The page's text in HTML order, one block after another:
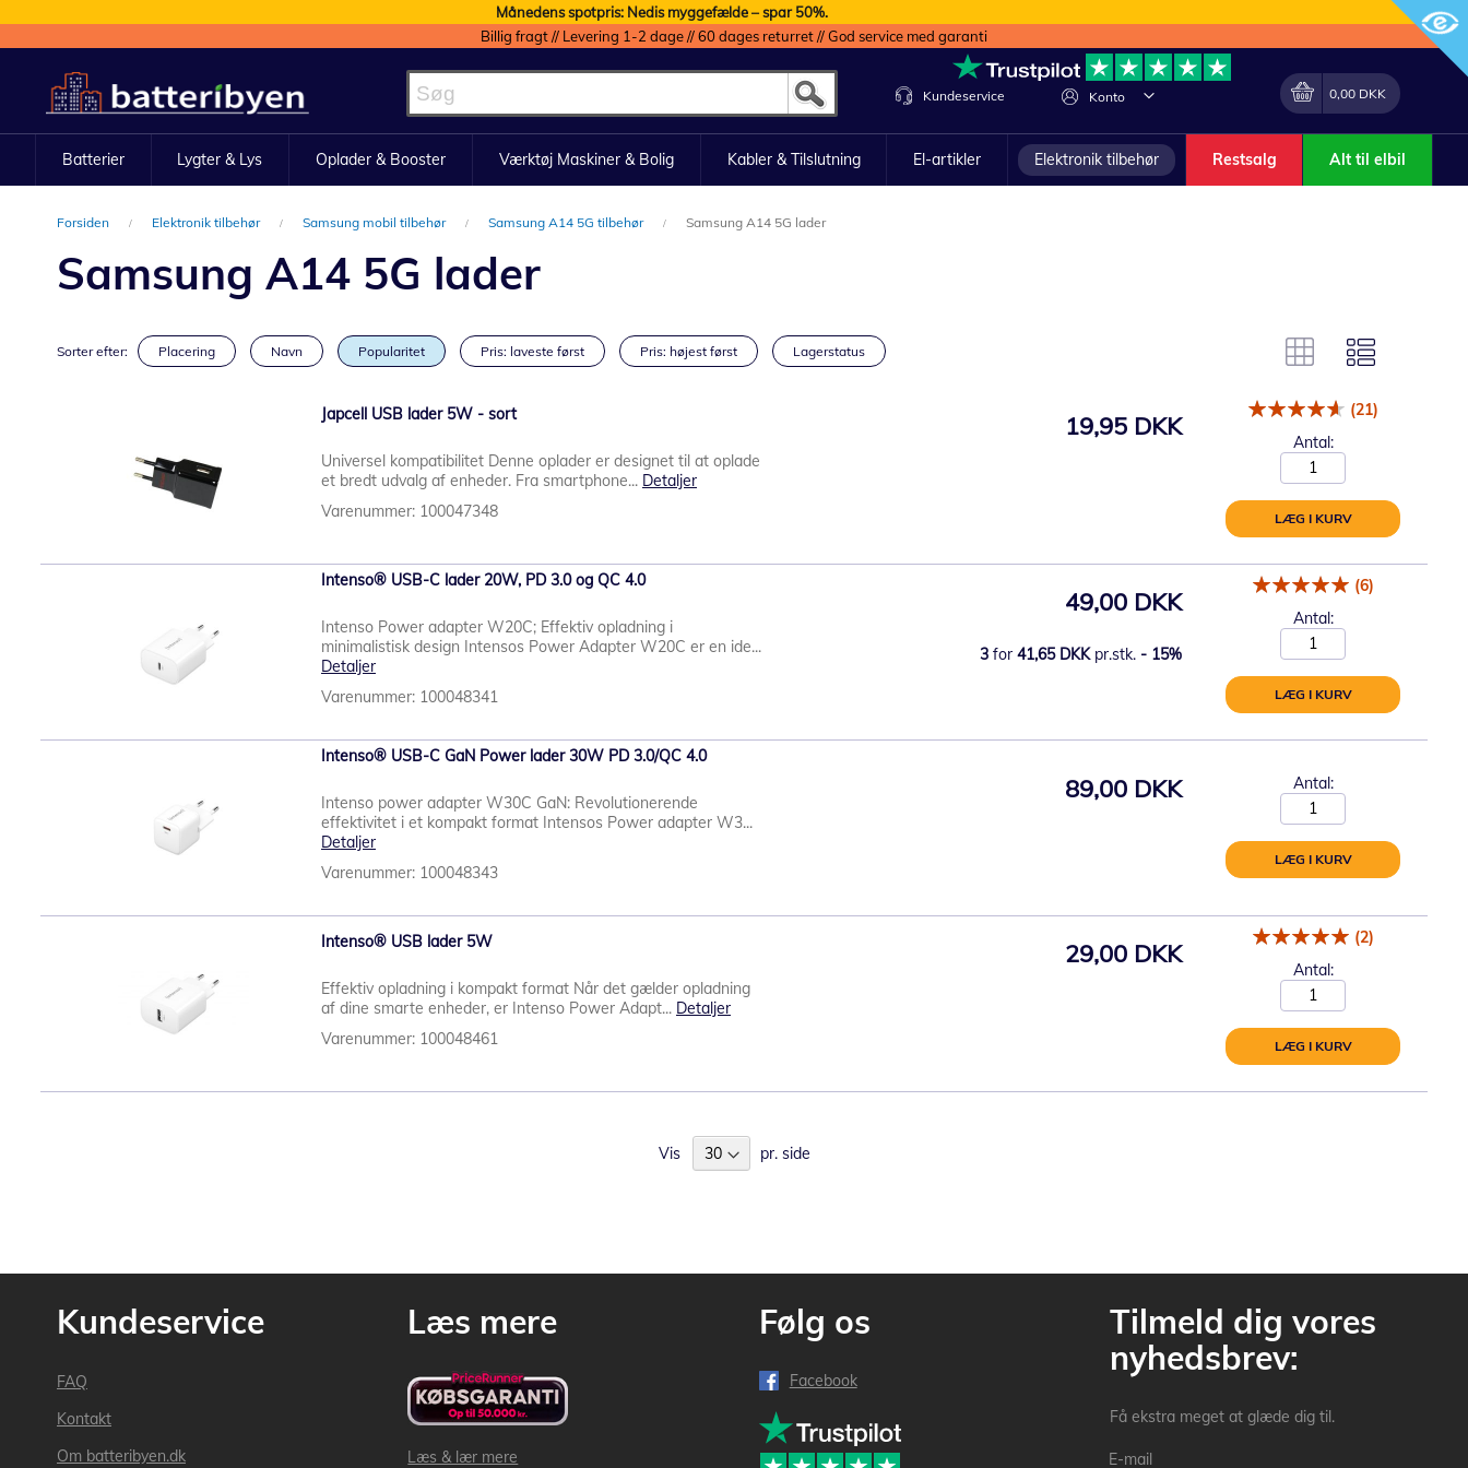
Månedens spotpris: Nedis myggefælde – spar 50%.
Billig fragt // Levering 1-2 dage // 60 dages returret // God service med garanti
to
Content
Konto
Lave
Min indkøbskurv
0,00 DKK
Kundeservice
Batterier Lygter & Lys Oplader & Booster Værktøj Maskiner & Bolig Kabler & Tilslutning El-artikler Elektronik tilbehør Restsalg Alt til elbil
Forsiden Elektronik tilbehør Samsung mobil tilbehør Samsung A14 5G tilbehør Samsung A14 5G lader
Samsung A14 5G lader
Sorter efter: Placering Navn Popularitet Pris: laveste først Pris: højest først Lagerstatus
Japcell USB lader 5W - sort
Universel kompatibilitet Denne oplader er designet til at oplade
et bredt udvalg af enheder. Fra smartphone... Detaljer
Varenummer: 100047348
19,95 DKK
(21)
Antal:
LÆG I KURV
Intenso® USB-C lader 20W, PD 3.0 og QC 4.0
Intenso Power adapter W20C; Effektiv opladning i
minimalistisk design Intensos Power Adapter W20C er en ide...
Detaljer
Varenummer: 100048341
49,00 DKK
3 for 41,65 DKK pr.stk. - 15%
(6)
Antal:
LÆG I KURV
Intenso® USB-C GaN Power lader 30W PD 3.0/QC 4.0
Intenso power adapter W30C GaN: Revolutionerende
effektivitet i et kompakt format Intensos Power adapter W3...
Detaljer
Varenummer: 100048343
89,00 DKK Antal:
LÆG I KURV
Intenso® USB lader 5W
Effektiv opladning i kompakt format Når det gælder opladning
af dine smarte enheder, er Intenso Power Adapt... Detaljer
Varenummer: 100048461
29,00 DKK
(2)
Antal:
LÆG I KURV
Vis pr. side
Kundeservice
FAQ
Kontakt
Om batteribyen.dk
Læs mere
Læs & lær mere
Følg os
Facebook
Tilmeld dig vores
nyhedsbrev:
Få ekstra meget at glæde dig til.
E-mail